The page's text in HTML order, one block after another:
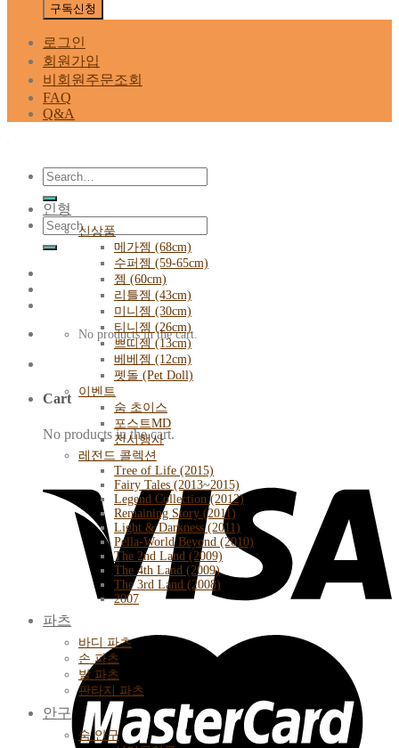
로그인
회원가입
비회원주문조회
FAQ
Q&A
Search
for:
Search
for:
No products in the cart.
Cart
No products in the cart.
인형
신상품
메가젬 (68cm)
수퍼젬 (59-65cm)
젬 (60cm)
리틀젬 (43cm)
미니젬 (30cm)
티니젬 (26cm)
쁘띠젬 (13cm)
베베젬 (12cm)
펫돌 (Pet Doll)
이벤트
숨 초이스
포스트MD
전시행사
레전드 콜렉션
Tree of Life (2015)
Fairy Tales (2013~2015)
Legend Collection (2012)
Remaining Story (2011)
Light & Darkness (2011)
Pella-World Beyond (2010)
The 2nd Land (2009)
The 4th Land (2009)
The 3rd Land (2008)
2007
파츠
바디 파츠
손 파츠
발 파츠
판타지 파츠
안구
숨 안구